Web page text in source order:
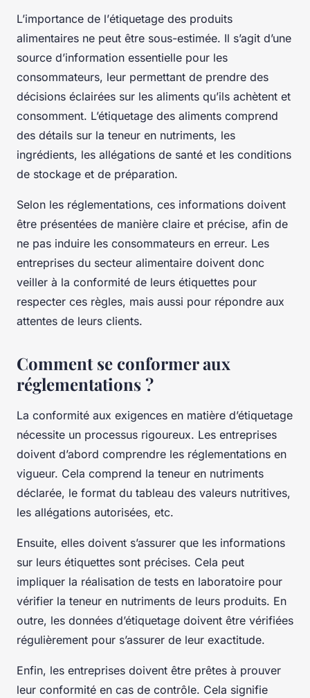
L’importance de l’étiquetage des produits
alimentaires ne peut être sous-estimée. Il s’agit d’une
source d’information essentielle pour les
consommateurs, leur permettant de prendre des
décisions éclairées sur les aliments qu’ils achètent et
consomment. L’étiquetage des aliments comprend
des détails sur la teneur en nutriments, les
ingrédients, les allégations de santé et les conditions
de stockage et de préparation.
Selon les réglementations, ces informations doivent
être présentées de manière claire et précise, afin de
ne pas induire les consommateurs en erreur. Les
entreprises du secteur alimentaire doivent donc
veiller à la conformité de leurs étiquettes pour
respecter ces règles, mais aussi pour répondre aux
attentes de leurs clients.
Comment se conformer aux
réglementations ?
La conformité aux exigences en matière d’étiquetage
nécessite un processus rigoureux. Les entreprises
doivent d’abord comprendre les réglementations en
vigueur. Cela comprend la teneur en nutriments
déclarée, le format du tableau des valeurs nutritives,
les allégations autorisées, etc.
Ensuite, elles doivent s’assurer que les informations
sur leurs étiquettes sont précises. Cela peut
impliquer la réalisation de tests en laboratoire pour
vérifier la teneur en nutriments de leurs produits. En
outre, les données d’étiquetage doivent être vérifiées
régulièrement pour s’assurer de leur exactitude.
Enfin, les entreprises doivent être prêtes à prouver
leur conformité en cas de contrôle. Cela signifie